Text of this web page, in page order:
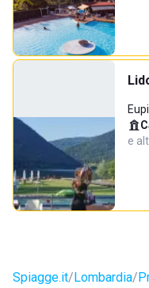
e
Spiagge.it Lombardia